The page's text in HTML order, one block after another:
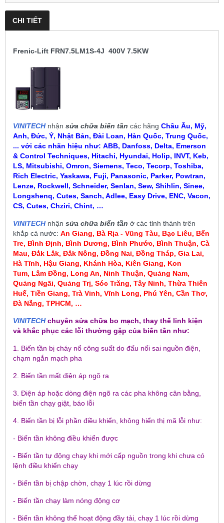
CHI TIẾT
Frenic-Lift FRN7.5LM1S-4J 400V 7.5KW
VINITECHnhận sửa chữa biến tần các hãng Châu Âu, Mỹ,
Anh, Đức, Ý, Nhật Bản, Đài Loan, Hàn Quốc, Trung Quốc,
... với các nhãn hiệu như: ABB, Danfoss, Delta, Emerson
& Control Techniques, Hitachi, Hyundai, Holip, INVT, Keb,
LS, Mitsubishi, Omron, Siemens, Teco, Tecorp, Toshiba,
Rich Electric, Yaskawa, Fuji, Panasonic, Parker, Powtran,
Lenze, Rockwell, Schneider, Senlan, Sew, Shihlin, Sinee,
Longshenq, Cutes, Sanch, Adlee, Easy Drive, ENC, Vacon,
CS, Cutes, Chziri, Chint, …
VINITECHnhận sửa chữa biến tần ở các tỉnh thành trên
khắp cả nước: An Giang, Bà Rịa - Vũng Tàu, Bạc Liêu, Bến
Tre, Bình Định, Bình Dương, Bình Phước, Bình Thuận, Cà
Mau, Đắk Lắk, Đắk Nông, Đồng Nai, Đồng Tháp, Gia Lai,
Hà Tĩnh, Hậu Giang, Khánh Hòa, Kiên Giang, Kon
Tum, Lâm Đồng, Long An, Ninh Thuận, Quảng Nam,
Quảng Ngãi, Quảng Trị, Sóc Trăng, Tây Ninh, Thừa Thiên
Huế, Tiền Giang, Trà Vinh, Vĩnh Long, Phú Yên, Cần Thơ,
Đà Nẵng, TPHCM, …
VINITECHchuyên sửa chữa bo mạch, thay thế linh kiện
và khắc phục các lỗi thường gặp của biến tần như:
1. Biến tần bị cháy nổ công suất do đấu nối sai nguồn điện,
chạm ngắn mạch pha
2. Biến tần mất điện áp ngõ ra
3. Điện áp hoặc dòng điện ngõ ra các pha không cân bằng,
biến tần chạy giật, báo lỗi
4. Biến tần bị lỗi phần điều khiển, không hiển thị mã lỗi như:
- Biến tần không điều khiển được
- Biến tần tự động chạy khi mới cấp nguồn trong khi chưa có
lệnh điều khiển chạy
- Biến tần bị chập chờn, chạy 1 lúc rồi dừng
- Biến tần chạy làm nóng động cơ
- Biến tần không thể hoạt động đầy tải, chạy 1 lúc rồi dừng